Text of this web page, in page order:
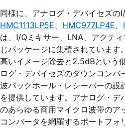
同様に、アナログ・デバイセズの
HMC1113LP5E、 HMC977LP4E、
は、I/Qミキサー、LNA、アクテ
じパッケージに集積されていま
高いイメージ除去と2.5dBという
ログ・デバイセズのダウンコンバ
波バックホール・レシーバーの設
を提供しています。アナログ・
のあらゆる商用マイクロ波帯のア
コンバータを網羅するポートフ